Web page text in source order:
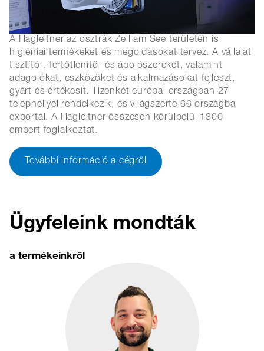
A Hagleitner az osztrák Zell am See területén is
higiéniai termékeket és megoldásokat tervez. A vállalat
tisztító-, fertőtlenítő- és ápolószereket, valamint
adagolókat, eszközöket és alkalmazásokat fejleszt,
gyárt és értékesít. Tizenkét európai országban 27
telephellyel rendelkezik, és világszerte 66 országba
exportál. A Hagleitner összesen körülbelül 1300
embert foglalkoztat.
További információ a cégről
Ügyfeleink mondták
a termékeinkről